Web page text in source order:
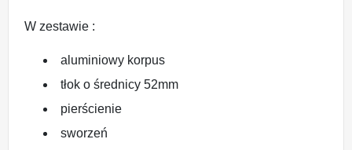
W zestawie :
aluminiowy korpus
tłok o średnicy 52mm
pierścienie
sworzeń